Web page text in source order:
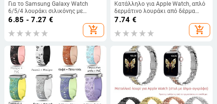
Για το Samsung Galaxy Watch
6/5/4 λουράκι σιλικόνης με
μοτίβο ποδοσφαίρου 6 κλασικό
6.85 - 7.27 €
add_shopping_cart
Κατάλληλο για Apple Watch, απλό
δερμάτινο λουράκι από δέρμα
μοσχαριού, αξεσουάρ ζώνης Apple
7.74 €
add_shopping_cart